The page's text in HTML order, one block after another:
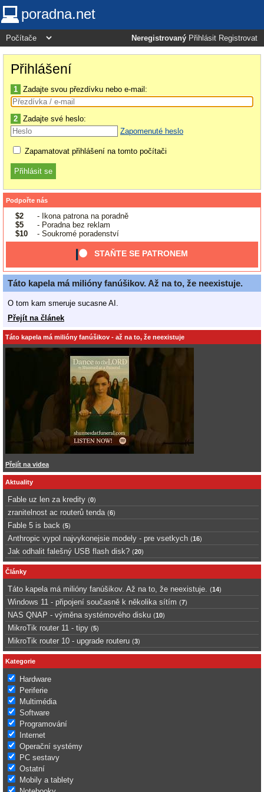
poradna.net
Neregistrovaný Přihlásit Registrovat
Přihlášení
1 Zadajte svou přezdívku nebo e-mail:
2 Zadajte své heslo:
Zapomenuté heslo
Zapamatovat přihlášení na tomto počítači
Podpořte nás
$2
- Ikona patrona na poradně
$5
- Poradna bez reklam
$10
- Soukromé poradenství
STAŇTE SE PATRONEM
Táto kapela má milióny fanúšikov. Až na to, že neexistuje.
O tom kam smeruje sucasne AI.
Přejít na článek
Táto kapela má milióny fanúšikov - až na to, že neexistuje
Přejít na videa
Aktuality
Fable uz len za kredity (0)
zranitelnost ac routerů tenda (6)
Fable 5 is back (5)
Anthropic vypol najvykonejsie modely - pre vsetkych (16)
Jak odhalit falešný USB flash disk? (20)
Články
Táto kapela má milióny fanúšikov. Až na to, že neexistuje. (14)
Windows 11 - připojení současně k několika sítím (7)
NAS QNAP - výměna systémového disku (10)
MikroTik router 11 - tipy (5)
MikroTik router 10 - upgrade routeru (3)
Kategorie
Hardware
Periferie
Multimédia
Software
Programování
Internet
Operační systémy
PC sestavy
Ostatní
Mobily a tablety